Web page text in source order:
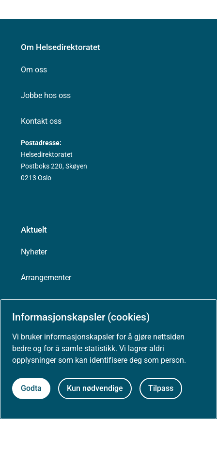
Informasjonskapsler (cookies)
Vi bruker informasjonskapsler for å gjøre nettsiden
bedre og for å samle statistikk. Vi lagrer aldri
opplysninger som kan identifisere deg som person.
Godta Kun nødvendige Tilpass
Om Helsedirektoratet
Om oss
Jobbe hos oss
Kontakt oss
Postadresse:
Helsedirektoratet
Postboks 220, Skøyen
0213 Oslo
Aktuelt
Nyheter
Arrangementer
Om nettstedet